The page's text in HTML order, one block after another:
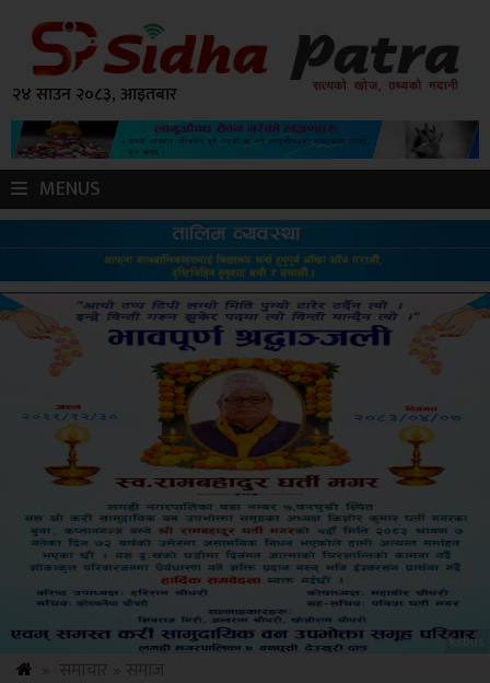
२४ साउन २०८३, आइतबार
MENUS
Amb